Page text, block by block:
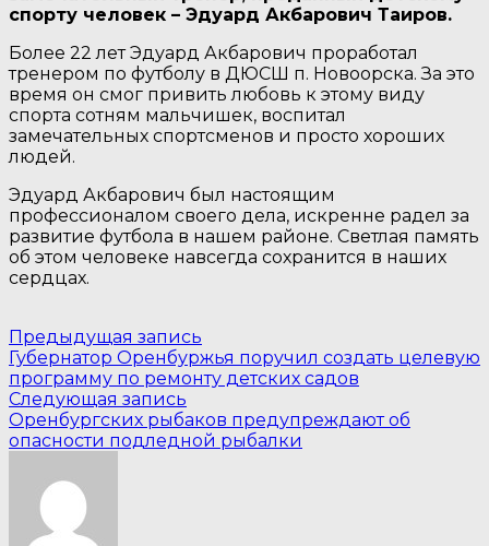
спорту человек – Эдуард Акбарович Таиров.
Более 22 лет Эдуард Акбарович проработал
тренером по футболу в ДЮСШ п. Новоорска. За это
время он смог привить любовь к этому виду
спорта сотням мальчишек, воспитал
замечательных спортсменов и просто хороших
людей.
Эдуард Акбарович был настоящим
профессионалом своего дела, искренне радел за
развитие футбола в нашем районе. Светлая память
об этом человеке навсегда сохранится в наших
сердцах.
Навигация
по
записям
Предыдущая запись
запись:
Губернатор Оренбуржья поручил создать целевую
программу по ремонту детских садов
Следующая запись
запись:
Оренбургских рыбаков предупреждают об
опасности подледной рыбалки